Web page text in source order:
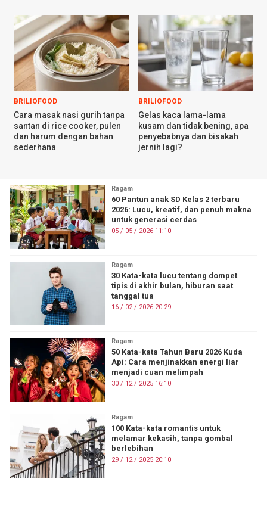
BRILIOFOOD
Cara masak nasi gurih tanpa
santan di rice cooker, pulen
dan harum dengan bahan
sederhana
BRILIOFOOD
Gelas kaca lama-lama
kusam dan tidak bening, apa
penyebabnya dan bisakah
jernih lagi?
Ragam
60 Pantun anak SD Kelas 2 terbaru
2026: Lucu, kreatif, dan penuh makna
untuk generasi cerdas
05 / 05 / 2026 11:10
Ragam
30 Kata-kata lucu tentang dompet
tipis di akhir bulan, hiburan saat
tanggal tua
16 / 02 / 2026 20:29
Ragam
50 Kata-kata Tahun Baru 2026 Kuda
Api: Cara menjinakkan energi liar
menjadi cuan melimpah
30 / 12 / 2025 16:10
Ragam
100 Kata-kata romantis untuk
melamar kekasih, tanpa gombal
berlebihan
29 / 12 / 2025 20:10